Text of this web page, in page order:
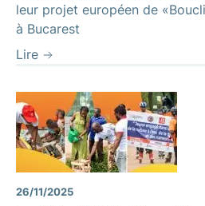
leur projet européen de
à Bucarest
Lire
26/11/2025